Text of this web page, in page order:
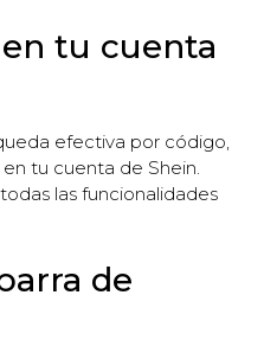
tu cuenta
efectiva por código,
tu cuenta de Shein.
las funcionalidades
de